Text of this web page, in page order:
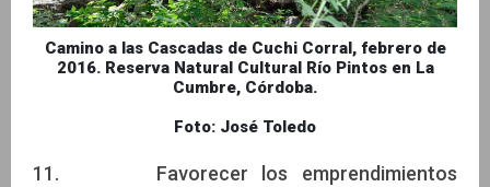
Camino a las Cascadas de Cuchi Corral, febrero de
2016. Reserva Natural Cultural Río Pintos en La
Cumbre, Córdoba.
Foto: José Toledo
11. Favorecer los emprendimientos